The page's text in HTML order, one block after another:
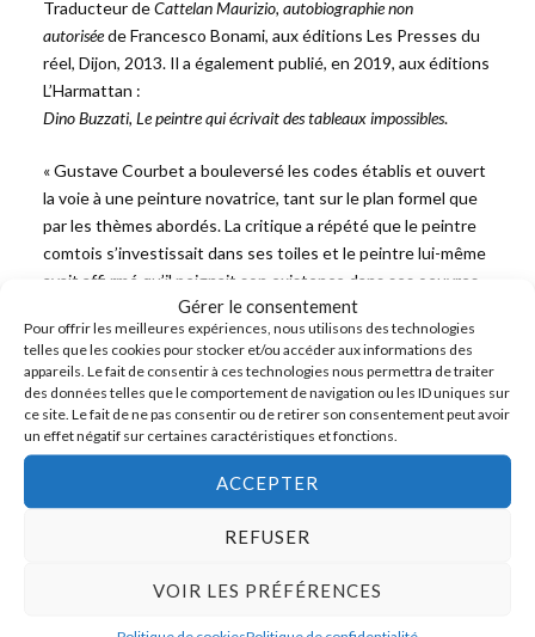
Gérer le consentement
Pour offrir les meilleures expériences, nous utilisons des technologies
telles que les cookies pour stocker et/ou accéder aux informations des
appareils. Le fait de consentir à ces technologies nous permettra de traiter
des données telles que le comportement de navigation ou les ID uniques sur
ce site. Le fait de ne pas consentir ou de retirer son consentement peut avoir
un effet négatif sur certaines caractéristiques et fonctions.
ACCEPTER
REFUSER
VOIR LES PRÉFÉRENCES
Traducteur deCattelan Maurizio, autobiographie non
autoriséede Francesco Bonami, aux éditions Les Presses du
réel, Dijon, 2013. Il a également publié, en 2019, aux éditions
L’Harmattan :
Dino Buzzati, Le peintre qui écrivait des tableaux impossibles.
« Gustave Courbet a bouleversé les codes établis et ouvert
la voie à une peinture novatrice, tant sur le plan formel que
par les thèmes abordés. La critique a répété que le peintre
comtois s’investissait dans ses toiles et le peintre lui-même
avait affi rmé qu’il peignait son existence dans ses oeuvres.
Il revenait donc à l’observateur de retrouver ces signes
cachés, tous ces petits cailloux qui allaient permettre un
dévoilement du parcours intime du peintre. Notre ouvrage
se met sur la piste ouverte par les lectures
psychanalytiques de l’oeuvre mais il se fonde
essentiellement sur l’examen détaillé des tableaux. Ce livre
retrace nos tentatives de trouver les codes cachés. Nous
peinture de Courbet : celle d’une vision double du réel où la
sujet. Ainsi la longue série des couples de femmes nues ne